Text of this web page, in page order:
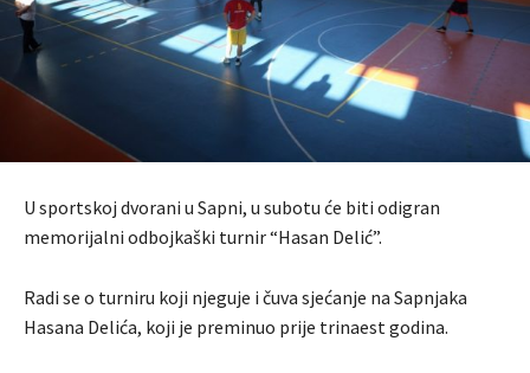
U sportskoj dvorani u Sapni, u subotu će biti odigran
memorijalni odbojkaški turnir “Hasan Delić”.
Radi se o turniru koji njeguje i čuva sjećanje na Sapnjaka
Hasana Delića, koji je preminuo prije trinaest godina.